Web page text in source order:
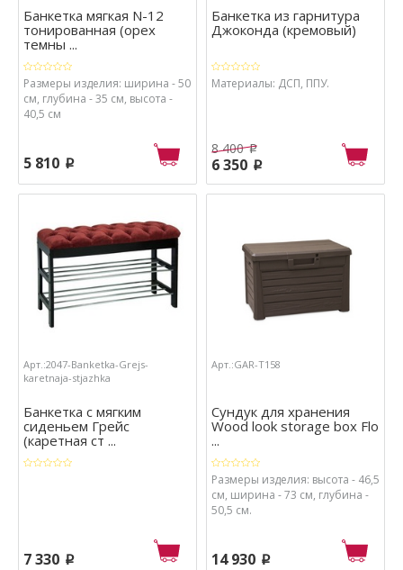
Банкетка мягкая N-12
тонированная (орех
темны ...
Размеры изделия: ширина - 50
см, глубина - 35 см, высота -
40,5 см
5 810 p
Банкетка из гарнитура
Джоконда (кремовый)
Материалы: ДСП, ППУ.
8 400 p
6 350 p
Арт.:2047-Banketka-Grejs-
karetnaja-stjazhka
Банкетка с мягким
сиденьем Грейс
(каретная ст ...
7 330 p
Арт.:GAR-T158
Сундук для хранения
Wood look storage box Flo
...
Размеры изделия: высота - 46,5
см, ширина - 73 см, глубина -
50,5 см.
14 930 p